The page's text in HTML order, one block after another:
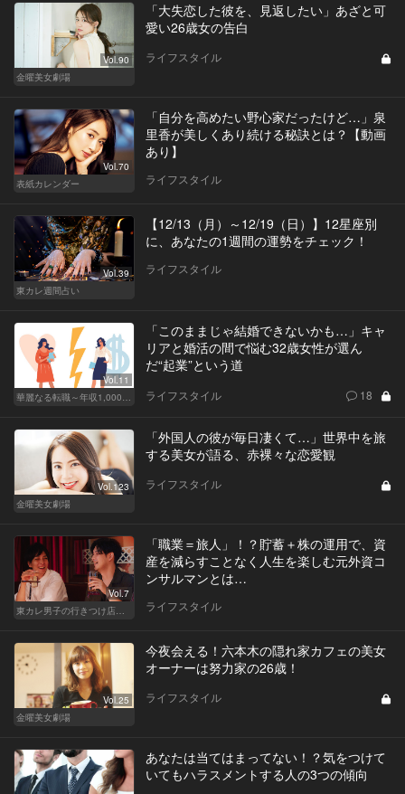
Vol.90
金曜美女劇場
「大失恋した彼を、見返したい」あざと可
愛い26歳女の告白
ライフスタイル
Vol.70
表紙カレンダー
「自分を高めたい野心家だったけど…」泉
里香が美しくあり続ける秘訣とは？【動画
あり】
ライフスタイル
Vol.39
東カレ週間占い
【12/13（月）～12/19（日）】12星座別
に、あなたの1週間の運勢をチェック！
ライフスタイル
Vol.11
華麗なる転職～年収1,000万超の道～
「このままじゃ結婚できないかも…」キャ
リアと婚活の間で悩む32歳女性が選ん
だ“起業”という道
ライフスタイル 18
Vol.123
金曜美女劇場
「外国人の彼が毎日凄くて…」世界中を旅
する美女が語る、赤裸々な恋愛観
ライフスタイル
Vol.7
東カレ男子の行きつけ店でハシゴ酒
「職業＝旅人」！？貯蓄＋株の運用で、資
産を減らすことなく人生を楽しむ元外資コ
ンサルマンとは…
ライフスタイル
Vol.25
金曜美女劇場
今夜会える！六本木の隠れ家カフェの美女
オーナーは努力家の26歳！
ライフスタイル
あなたは当てはまってない！？気をつけて
いてもハラスメントする人の3つの傾向